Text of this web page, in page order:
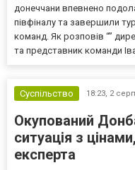
донеччани впевнено
півфіналу та завершили
команд. Як розповів “”
та представник команди
Суспільство 18:23, 2
Окупований
ситуація з
експерта